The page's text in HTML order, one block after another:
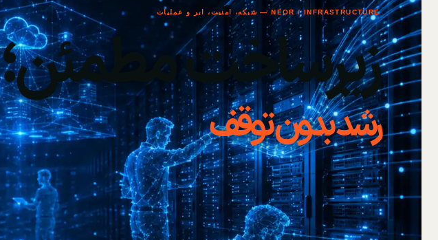
NEOR / INFRASTRUCTURE — شبکه، امنیت، ابر و عملیات
زیرساخت مطمئن؛
رشد بدون توقف